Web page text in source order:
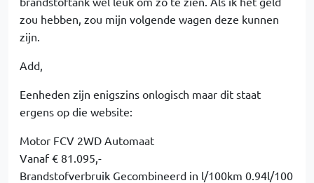
zou hebben, zou mijn volgende wagen deze kunnen
zijn.
Add,
Eenheden zijn enigszins onlogisch maar dit staat
ergens op die website:
Motor FCV 2WD Automaat
Vanaf € 81.095,-
Brandstofverbruik Gecombineerd in l/100km 0.94l/100